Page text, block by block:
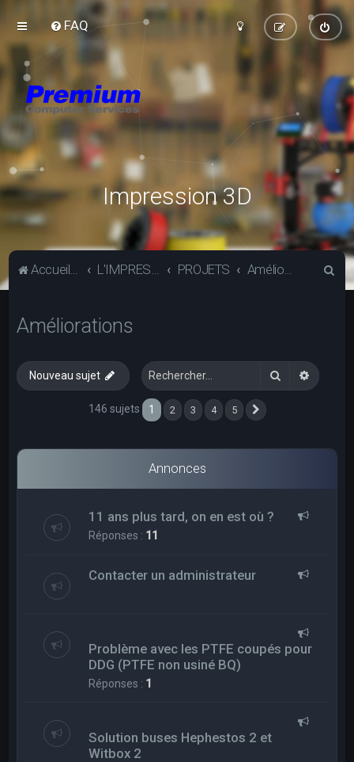
FAQ
Impression 3D
Accueil du forum L'IMPRESSION 3D PROJETS Améliorations
Améliorations
Nouveau sujet Rechercher
146 sujets 1 2 3 4 5
Annonces
11 ans plus tard, on en est où ?
Réponses : 11
Contacter un administrateur
Problème avec les PTFE coupés pour
DDG (PTFE non usiné BQ)
Réponses : 1
Solution buses Hephestos 2 et
Witbox 2